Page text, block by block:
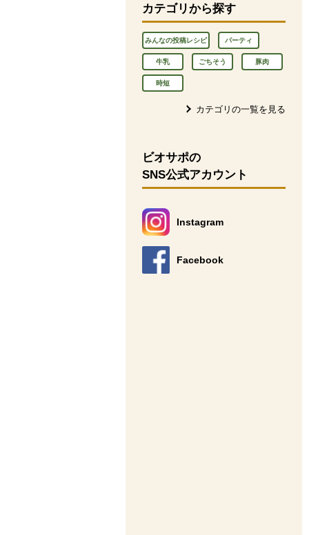
カテゴリから探す
みんなの投稿レシピ パーティ
牛乳 ごちそう 豚肉
時短
カテゴリの一覧を見る
ビオサポの
SNS公式アカウント
Instagram
別のウィンドウで開きます。
Facebook
別のウィンドウで開きます。